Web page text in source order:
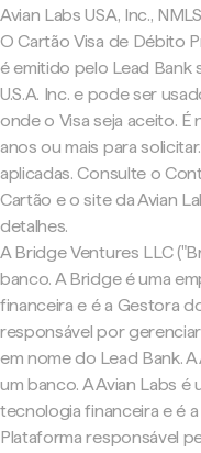
Avian Labs USA, Inc.,
O Cartão Visa de Débito
é emitido pelo Lead Bank
U.S.A. Inc. e pode ser
onde o Visa seja aceito. É
anos ou mais para
aplicadas. Consulte o
Cartão e o site da Avian
detalhes.
A Bridge Ventures LLC
banco. A Bridge é uma
financeira e é a Gestora
responsável por
em nome do Lead Bank.
um banco. A Avian Labs é
tecnologia financeira e é
Plataforma responsável